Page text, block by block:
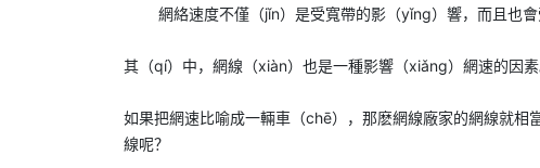
網絡速度不僅（jǐn）是受寬帶的影（yǐng）響，而且也
其（qí）中，網線（xiàn）也是一種影響（xiǎng）網速的因素
如果把網速比喻成一輛車（chē），那麽網線廠家的網線就相
線呢？